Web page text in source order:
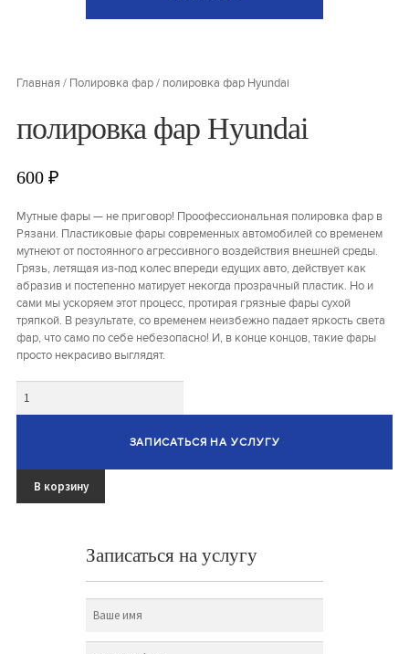
Главная / Полировка фар/ полировка фар Hyundai
полировка фар Hyundai
600₽
Мутные фары — не приговор! Проофессиональная полировка фар в
Рязани. Пластиковые фары современных автомобилей со временем
мутнеют от постоянного агрессивного воздействия внешней среды.
Грязь, летящая из-под колес впереди едущих авто, действует как
абразив и постепенно матирует некогда прозрачный пластик. Но и
сами мы ускоряем этот процесс, протирая грязные фары сухой
тряпкой. В результате, со временем неизбежно падает яркость света
фар, что само по себе небезопасно! И, в конце концов, такие фары
просто некрасиво выглядят.
ЗАПИСАТЬСЯ НА УСЛУГУ
В корзину
Записаться на услугу